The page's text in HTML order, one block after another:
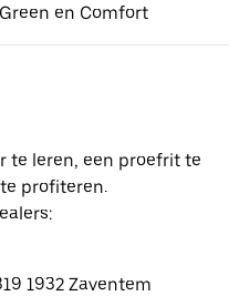
en Comfort
te leren, een proefrit te
profiteren.
1932 Zaventem